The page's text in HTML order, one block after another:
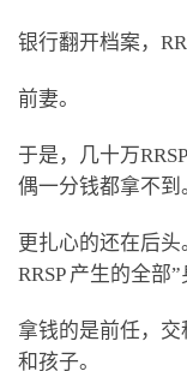
银行翻开档案，
前妻。
于是，几十万
偶一分钱都拿不到
更扎心的还在后
RRSP 产生的全部
拿钱的是前任，
和孩子。